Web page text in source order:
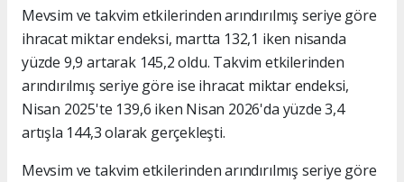
Mevsim ve takvim etkilerinden arındırılmış seriye göre
ihracat miktar endeksi, martta 132,1 iken nisanda
yüzde 9,9 artarak 145,2 oldu. Takvim etkilerinden
arındırılmış seriye göre ise ihracat miktar endeksi,
Nisan 2025'te 139,6 iken Nisan 2026'da yüzde 3,4
artışla 144,3 olarak gerçekleşti.
Mevsim ve takvim etkilerinden arındırılmış seriye göre